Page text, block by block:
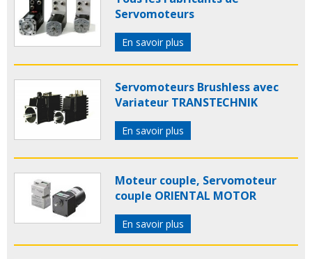
Servomoteurs
En savoir plus
Servomoteurs Brushless avec
Variateur TRANSTECHNIK
En savoir plus
Moteur couple, Servomoteur
couple ORIENTAL MOTOR
En savoir plus